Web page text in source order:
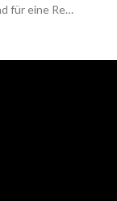
für eine Re…